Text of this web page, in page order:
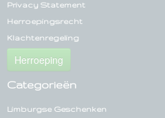
Privacy Statement
Herroepingsrecht
Klachtenregeling
Herroeping
Categorieën
Limburgse Geschenken